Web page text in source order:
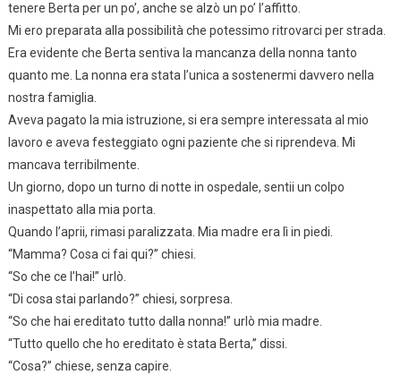
tenere Berta per un po’, anche se alzò un po’ l’affitto.
Mi ero preparata alla possibilità che potessimo ritrovarci per strada.
Era evidente che Berta sentiva la mancanza della nonna tanto
quanto me. La nonna era stata l’unica a sostenermi davvero nella
nostra famiglia.
Aveva pagato la mia istruzione, si era sempre interessata al mio
lavoro e aveva festeggiato ogni paziente che si riprendeva. Mi
mancava terribilmente.
Un giorno, dopo un turno di notte in ospedale, sentii un colpo
inaspettato alla mia porta.
Quando l’aprii, rimasi paralizzata. Mia madre era lì in piedi.
“Mamma? Cosa ci fai qui?” chiesi.
“So che ce l’hai!” urlò.
“Di cosa stai parlando?” chiesi, sorpresa.
“So che hai ereditato tutto dalla nonna!” urlò mia madre.
“Tutto quello che ho ereditato è stata Berta,” dissi.
“Cosa?” chiese, senza capire.